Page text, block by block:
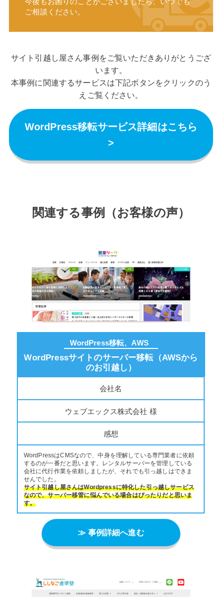
ご相談ください。
サイト引越し屋さん事例をご覧いただきありがとうござ
います。
本事例に関連するサービスは下記ボタンをクリックのう
えご覧ください。
WordPress移転サービス詳細はこちら
>
関連する事例（お客様の声）
WordPress移転、AWS
WordPressサイトのサーバー移転（AWSから
のお引越し）
会社名
ウェブエックス株式会社 様
感想
WordPressはCMSなので、中身を理解している専門業者に依頼
するのが一番だと思います。レンタルサーバーを管理している
会社に代行作業を依頼しましたが、それでも引っ越しはできま
せんでした。
サイト引越し屋さんはWordpressに特化した引っ越しサービス
なので、サーバー移管に悩んでいる場合はぴったりだと思いま
す。
≫ 事例詳細へ進む